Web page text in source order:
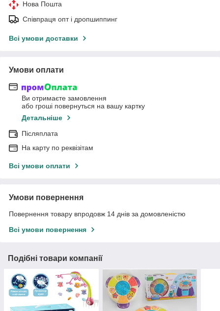
Нова Пошта
Співпраця опт і дропшиппинг
Всі умови доставки
Умови оплати
Ви отримаєте замовлення
або гроші повернуться на вашу картку
Детальніше
Післяплата
На карту по реквізітам
Всі умови оплати
Умови повернення
Повернення товару впродовж 14 днів за домовленістю
Всі умови повернення
Подібні товари компанії